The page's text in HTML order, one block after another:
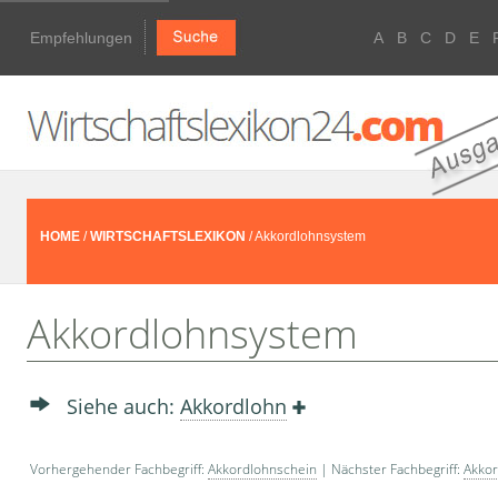
Empfehlungen A B C D E
HOME /WIRTSCHAFTSLEXIKON / Akkordlohnsystem
Akkordlohnsystem
Siehe auch: Akkordlohn
Vorhergehender Fachbegriff: Akkordlohnschein | Nächster Fachbegriff: